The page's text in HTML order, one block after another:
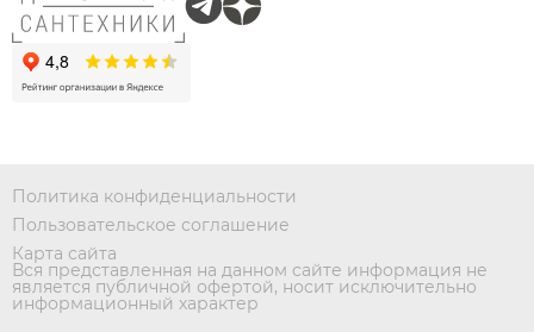
Политика конфиденциальности
Пользовательское соглашение
Карта сайта
Вся представленная на данном сайте информация не
является публичной офертой, носит исключительно
информационный характер